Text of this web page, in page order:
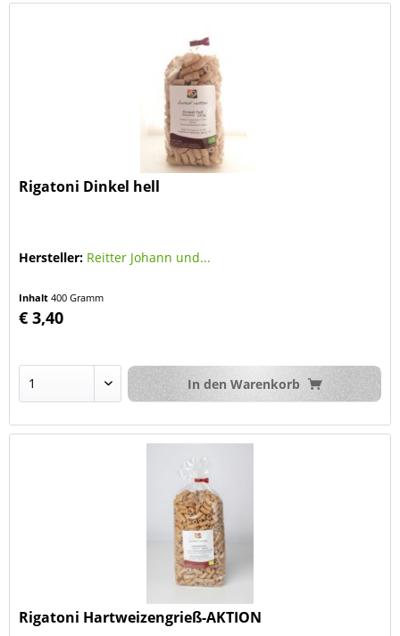
Rigatoni Dinkel hell
Hersteller: Reitter Johann und...
Inhalt400 Gramm
€ 3,40
In den Warenkorb
Rigatoni Hartweizengrieß-AKTION